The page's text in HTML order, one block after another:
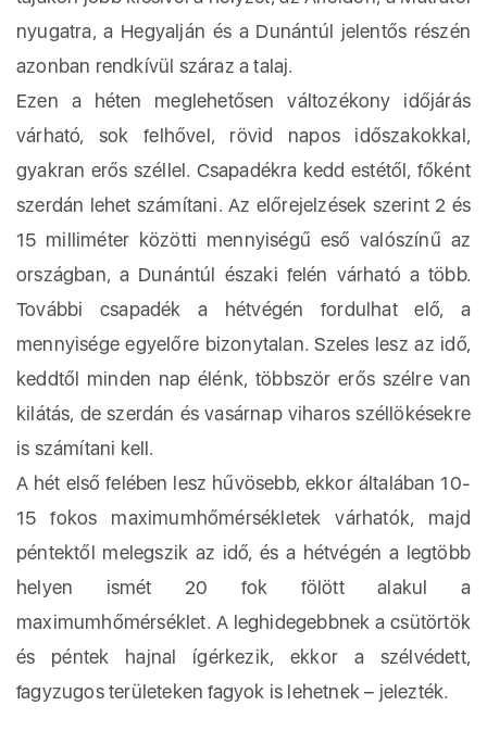
nyugatra, a Hegyalján és a Dunántúl jelentős részén
azonban rendkívül száraz a talaj.
Ezen a héten meglehetősen változékony időjárás
várható, sok felhővel, rövid napos időszakokkal,
gyakran erős széllel. Csapadékra kedd estétől, főként
szerdán lehet számítani. Az előrejelzések szerint 2 és
15 milliméter közötti mennyiségű eső valószínű az
országban, a Dunántúl északi felén várható a több.
További csapadék a hétvégén fordulhat elő, a
mennyisége egyelőre bizonytalan. Szeles lesz az idő,
keddtől minden nap élénk, többször erős szélre van
kilátás, de szerdán és vasárnap viharos széllökésekre
is számítani kell.
A hét első felében lesz hűvösebb, ekkor általában 10-
15 fokos maximumhőmérsékletek várhatók, majd
péntektől melegszik az idő, és a hétvégén a legtöbb
helyen ismét 20 fok fölött alakul a
maximumhőmérséklet. A leghidegebbnek a csütörtök
és péntek hajnal ígérkezik, ekkor a szélvédett,
fagyzugos területeken fagyok is lehetnek – jelezték.